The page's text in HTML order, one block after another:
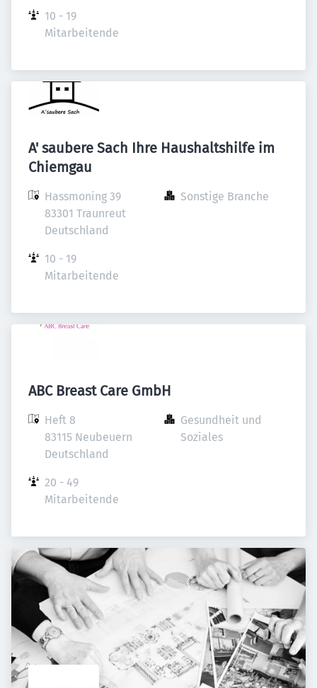
10 - 19
Mitarbeitende
A' saubere Sach Ihre Haushaltshilfe im
Chiemgau
Hassmoning 39
83301 Traunreut
Deutschland
Sonstige Branche
10 - 19
Mitarbeitende
ABC Breast Care GmbH
Heft 8
83115 Neubeuern
Deutschland
Gesundheit und
Soziales
20 - 49
Mitarbeitende